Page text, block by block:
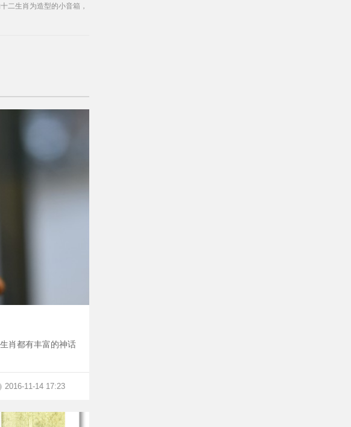
二生肖为造型的小音箱，
肖都有丰富的神话
2016-11-14 17:23